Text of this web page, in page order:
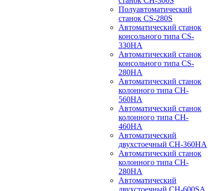
Полуавтоматический
станок CS-280S
Автоматический станок
консольного типа CS-
330HA
Автоматический станок
консольного типа CS-
280HA
Автоматический станок
колонного типа CH-
560HA
Автоматический станок
колонного типа CH-
460HA
Автоматический
двухстоечный CH-360HA
Автоматический станок
колонного типа CH-
280HA
Автоматический
двухстоечный CH-600SA